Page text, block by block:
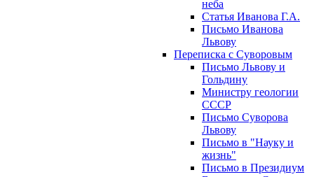
неба
Статья Иванова Г.А.
Письмо Иванова
Львову
Переписка с Суворовым
Письмо Львову и
Гольдину
Министру геологии
СССР
Письмо Суворова
Львову
Письмо в "Науку и
жизнь"
Письмо в Президиум